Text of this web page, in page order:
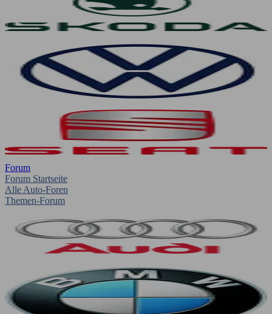
Forum
Forum Startseite
Alle Auto-Foren
Themen-Forum